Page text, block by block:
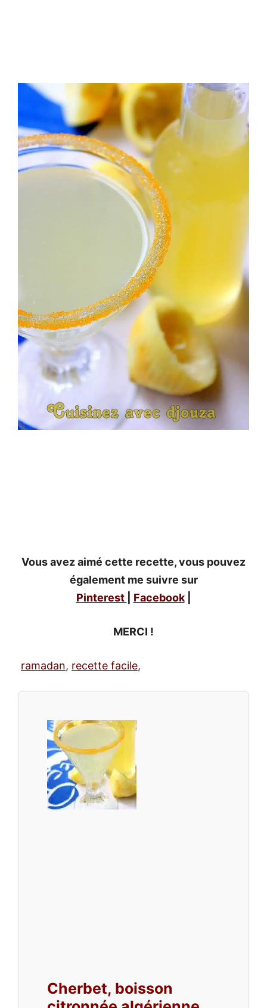
Vous avez aimé cette recette, vous pouvez
également me suivre sur
Pinterest
Facebook|
MERCI !
ramadan, recette facile,
Cherbet, boisson